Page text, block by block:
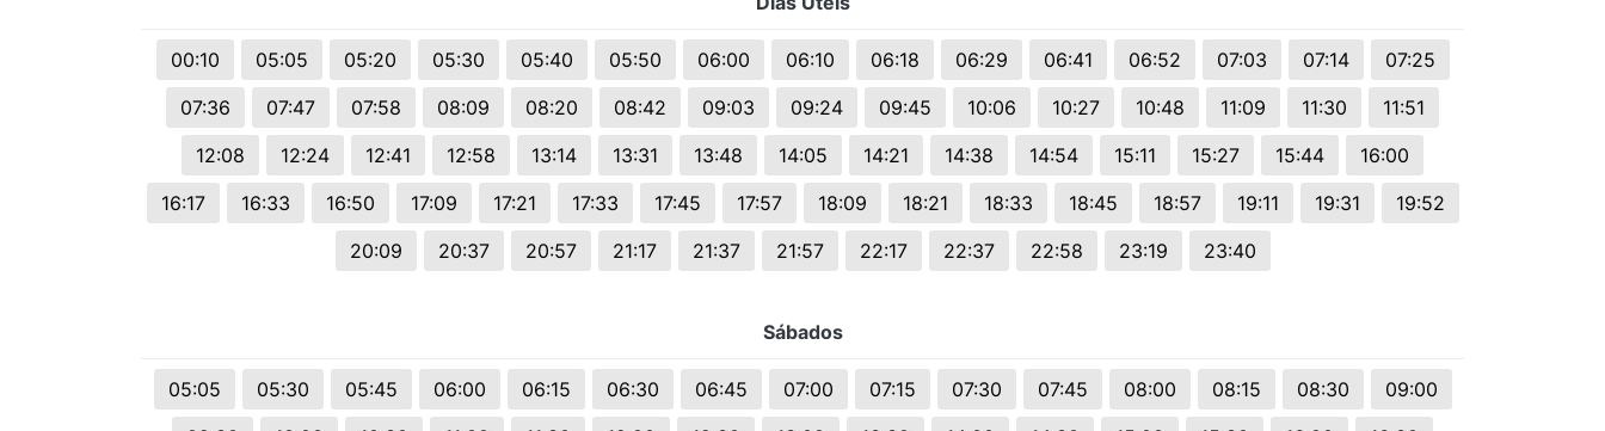
00:10 05:05 05:20 05:30 05:40 05:50 06:00 06:10 06:18 06:29 06:41 06:52 07:03 07:14
07:25
07:36
07:47 07:58 08:09 08:20 08:42 09:03 09:24 09:45 10:06 10:27 10:48 11:09 11:30
11:51
12:08
12:24 12:41 12:58 13:14 13:31 13:48 14:05 14:21 14:38 14:54 15:11 15:27 15:44
16:00
16:17
16:33 16:50 17:09 17:21 17:33 17:45 17:57 18:09 18:21 18:33 18:45 18:57 19:11 19:31
19:52
20:09
20:37 20:57 21:17 21:37 21:57 22:17 22:37 22:58 23:19 23:40
Sábados
05:05 05:30 05:45 06:00 06:15 06:30 06:45 07:00 07:15 07:30 07:45 08:00 08:15 08:30
09:00